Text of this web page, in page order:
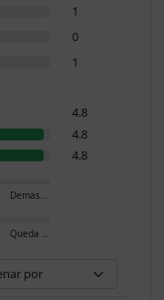
1
0
1
4.8
4.8
4.8
Demasiado grande
Queda holgado